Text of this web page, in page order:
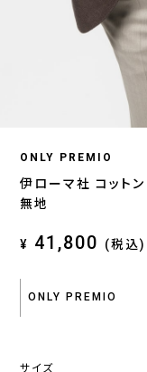
ONLY PREMIO
伊ローマ社 コットン
無地
¥ 41,800 (税込)
ONLY PREMIO
サイズ